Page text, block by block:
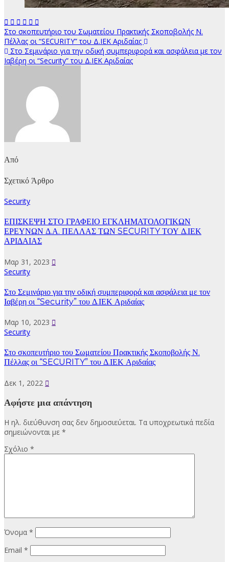
Πλοήγηση
άρθρων
Στο σκοπευτήριο του Σωματείου Πρακτικής Σκοποβολής Ν.
Πέλλας οι “SECURITY” του Δ.ΙΕΚ Αριδαίας
Στο Σεμινάριο για την οδική συμπεριφορά και ασφάλεια με τον
Ιαβέρη οι “Security” του Δ.ΙΕΚ Αριδαίας
Από
Σχετικό Άρθρο
Security
ΕΠΙΣΚΕΨΗ ΣΤΟ ΓΡΑΦΕΙΟ ΕΓΚΛΗΜΑΤΟΛΟΓΙΚΩΝ
ΕΡΕΥΝΩΝ Δ.Α. ΠΕΛΛΑΣ ΤΩΝ SECURITY ΤΟΥ Δ.ΙΕΚ
ΑΡΙΔΑΙΑΣ
Μαρ 31, 2023
Security
Στο Σεμινάριο για την οδική συμπεριφορά και ασφάλεια με τον
Ιαβέρη οι “Security” του Δ.ΙΕΚ Αριδαίας
Μαρ 10, 2023
Security
Στο σκοπευτήριο του Σωματείου Πρακτικής Σκοποβολής Ν.
Πέλλας οι “SECURITY” του Δ.ΙΕΚ Αριδαίας
Δεκ 1, 2022
Αφήστε μια απάντηση
Η ηλ. διεύθυνση σας δεν δημοσιεύεται. Τα υποχρεωτικά πεδία
σημειώνονται με *
Σχόλιο *
Όνομα *
Email *